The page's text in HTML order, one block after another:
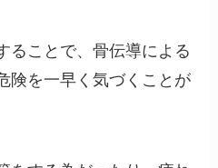
ることで、骨伝導による
険を一早く気づくことが